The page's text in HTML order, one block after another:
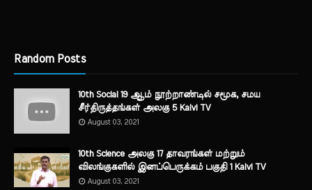
Random Posts
10th Social 19 ஆம் நூற்றாண்டில் சமூக, சமய
சீர்திருத்தங்கள் அலகு 5 Kalvi TV
August 03, 2021
10th Science அலகு 17 தாவரங்கள் மற்றும்
விலங்குகளில் இனப்பெருக்கம் பகுதி 1 Kalvi TV
August 03, 2021